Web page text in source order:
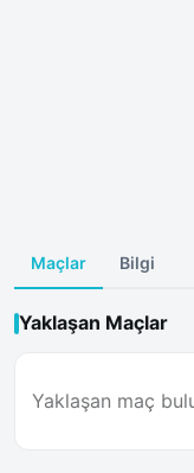
Maçlar Bilgi
Yaklaşan Maçlar
Yaklaşan maç